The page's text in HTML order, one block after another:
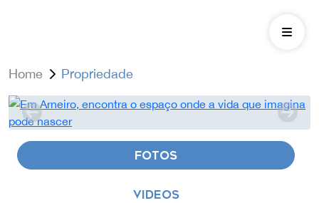
Home Propriedade
FOTOS
VIDEOS